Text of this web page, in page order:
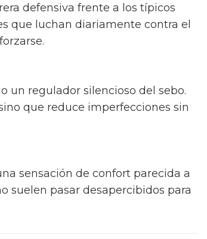
defensiva frente a los típicos
que luchan diariamente contra el
un regulador silencioso del sebo.
que reduce imperfecciones sin
sensación de confort parecida a
suelen pasar desapercibidos para